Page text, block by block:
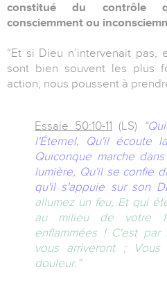
constitué du contrôle
consciemment ou
“Et si Dieu n’intervenait pas,
sont bien souvent les plus
action, nous poussent à
Essaie 50:10-11 (LS) “
l'Éternel, Qu'il écoute
Quiconque marche
lumière, Qu'il se confie
qu'il s'appuie sur son
allumez un feu, Et qui
au milieu de votre
enflammées ! C'est
vous arriveront ;
douleur.”